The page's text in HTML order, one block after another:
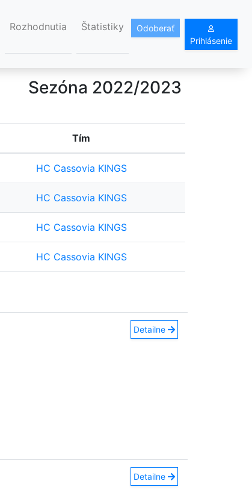
Rozhodnutia Štatistiky
Odoberať
Prihlásenie
Sezóna 2022/2023
Tím
HC Cassovia KINGS
HC Cassovia KINGS
HC Cassovia KINGS
HC Cassovia KINGS
Detailne
Detailne